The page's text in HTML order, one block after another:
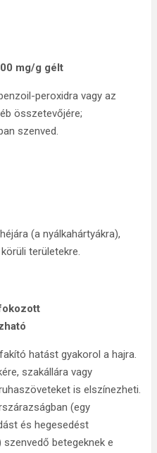
mg/g gélt
peroxidra vagy az
összetevőjére;
szenved.
(a nyálkahártyákra),
területekre.
hatást gyakorol a hajra.
szakállára vagy
is elszínezheti.
(egy
és hegesedést
betegeknek e